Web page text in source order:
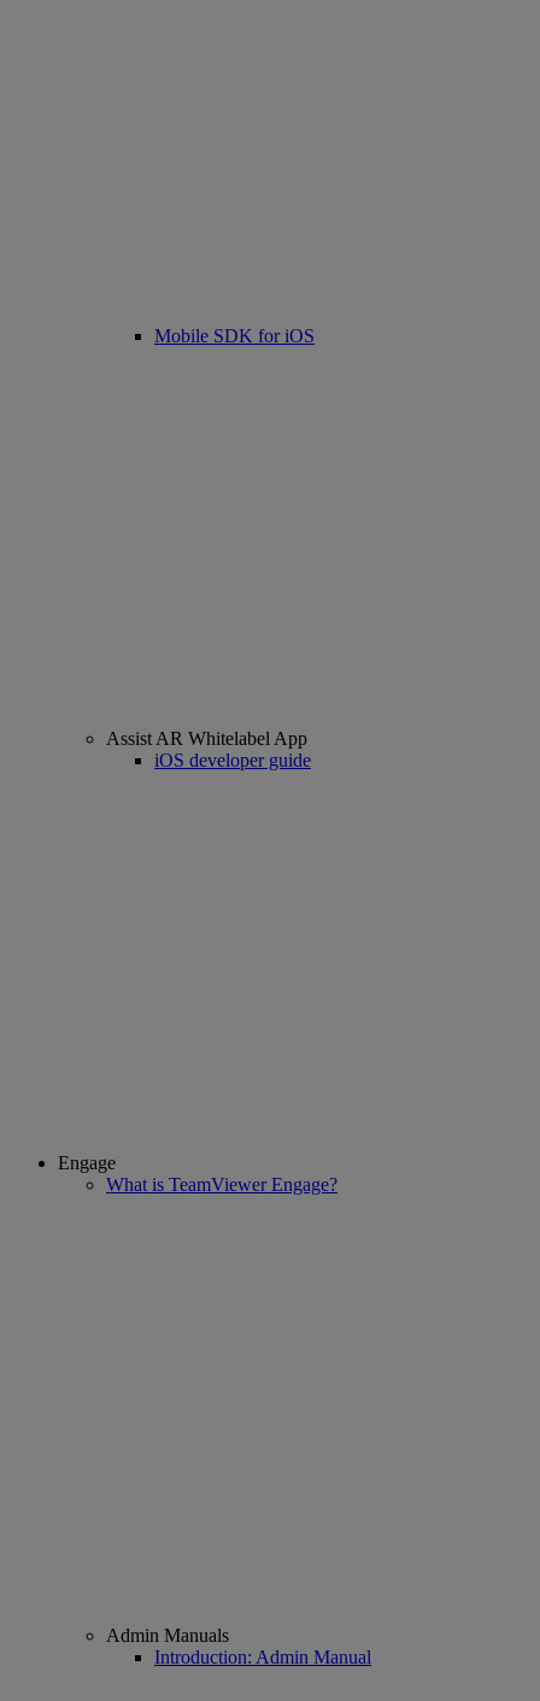
Mobile SDK for iOS
Assist AR Whitelabel App
iOS developer guide
Engage
What is TeamViewer Engage?
Admin Manuals
Introduction: Admin Manual